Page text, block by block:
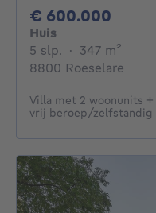
€ 600.000
Huis
5 slp. 5 slaapkamers
· 347 m²
8800 Roeselare
Villa met 2 woonunits
vrij beroep/zelfstandig